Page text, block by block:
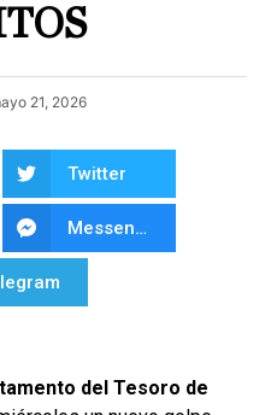
21, 2026
Twitter
Messenger
del Tesoro de